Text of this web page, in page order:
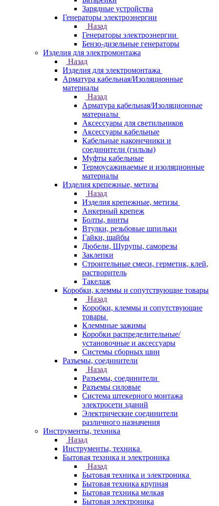
Зарядные устройства
Генераторы электроэнергии
Назад
Генераторы электроэнергии
Бензо-дизельные генераторы
Изделия для электромонтажа
Назад
Изделия для электромонтажа
Арматура кабельная/Изоляционные
материалы
Назад
Арматура кабельная/Изоляционные
материалы
Аксессуары для светильников
Аксессуары кабельные
Кабельные наконечники и
соединители (гильзы)
Муфты кабельные
Термоусаживаемые и изоляционные
материалы
Изделия крепежные, метизы
Назад
Изделия крепежные, метизы
Анкерный крепеж
Болты, винты
Втулки, резьбовые шпильки
Гайки, шайбы
Дюбели, Шурупы, саморезы
Заклепки
Строительные смеси, герметик, клей,
растворитель
Такелаж
Коробки, клеммы и сопутствующие товары
Назад
Коробки, клеммы и сопутствующие
товары
Клеммные зажимы
Коробки распределительные/
установочные и аксессуары
Системы сборных шин
Разъемы, соединители
Назад
Разъемы, соединители
Разъемы силовые
Система штекерного монтажа
электросети зданий
Электрические соединители
различного назначения
Инструменты, техника
Назад
Инструменты, техника
Бытовая техника и электроника
Назад
Бытовая техника и электроника
Бытовая техника крупная
Бытовая техника мелкая
Бытовая электроника